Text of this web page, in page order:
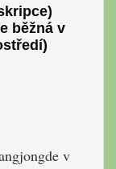
běžná v
v